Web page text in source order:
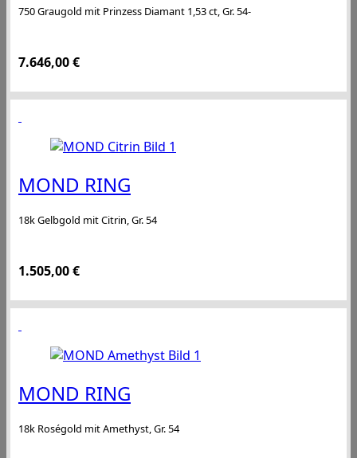
750 Graugold mit Prinzess Diamant 1,53 ct, Gr. 54-
7.646,00€
MOND RING
18k Gelbgold mit Citrin, Gr. 54
1.505,00€
MOND RING
18k Roségold mit Amethyst, Gr. 54